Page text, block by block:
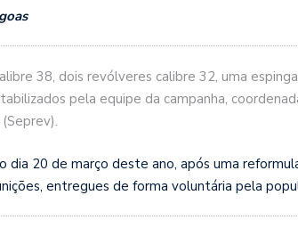
38, dois revólveres calibre 32, uma
pela equipe da campanha,
dia 20 de março deste ano, após uma
entregues de forma voluntária pela